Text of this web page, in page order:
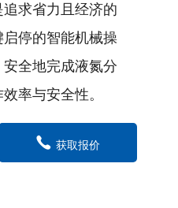
求省力且经济的
停的智能机械操
全地完成液氮分
率与安全性。
获取报价